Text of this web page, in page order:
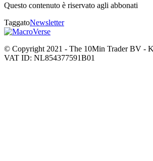
Questo contenuto è riservato agli abbonati
TaggatoNewsletter
© Copyright 2021 - The 10Min Trader BV -
VAT ID: NL854377591B01